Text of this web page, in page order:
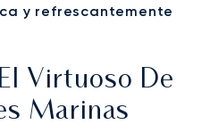
y refrescantemente
Virtuoso De
Marinas